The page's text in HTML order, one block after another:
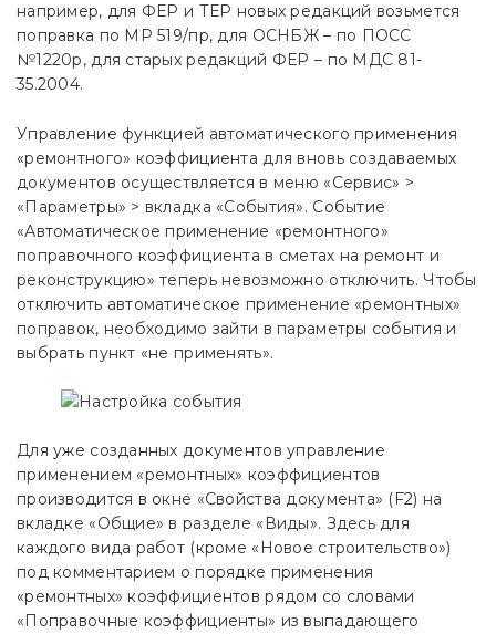
например, для ФЕР и ТЕР новых редакций возьмется
поправка по МР 519/пр, для ОСНБЖ – по ПОСС
№1220р, для старых редакций ФЕР – по МДС 81-
35.2004.
Управление функцией автоматического применения
«ремонтного» коэффициента для вновь создаваемых
документов осуществляется в меню «Сервис» >
«Параметры» > вкладка «События». Событие
«Автоматическое применение «ремонтного»
поправочного коэффициента в сметах на ремонт и
реконструкцию» теперь невозможно отключить. Чтобы
отключить автоматическое применение «ремонтных»
поправок, необходимо зайти в параметры события и
выбрать пункт «не применять».
Для уже созданных документов управление
применением «ремонтных» коэффициентов
производится в окне «Свойства документа» (F2) на
вкладке «Общие» в разделе «Виды». Здесь для
каждого вида работ (кроме «Новое строительство»)
под комментарием о порядке применения
«ремонтных» коэффициентов рядом со словами
«Поправочные коэффициенты» из выпадающего